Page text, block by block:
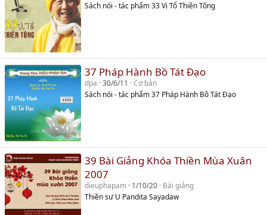
Sách nói - tác phẩm 33 Vị Tổ Thiền Tông
37 Pháp Hành Bồ Tát Đạo
dpa 30/6/11
Cơ bản
Sách nói - tác phẩm 37 Pháp Hành Bồ Tát Đạo
39 Bài Giảng Khóa Thiền Mùa Xuân
2007
dieuphapam 1/10/20 Bài giảng
Thiền sư U Pandita Sayadaw